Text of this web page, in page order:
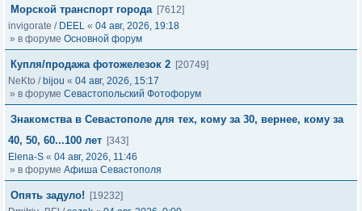
Морской транспорт города [7612]
invigorate / DEEL « 04 авг, 2026, 19:18
» в форуме Основной форум
Купля/продажа фотожелезок 2 [20749]
NeKto / bijou « 04 авг, 2026, 15:17
» в форуме Севастопольский Фотофорум
Знакомства в Севастополе для тех, кому за 30, вернее, кому за
40, 50, 60...100 лет [343]
Elena-S « 04 авг, 2026, 11:46
» в форуме Афиша Севастополя
Опять задуло!
[19232]